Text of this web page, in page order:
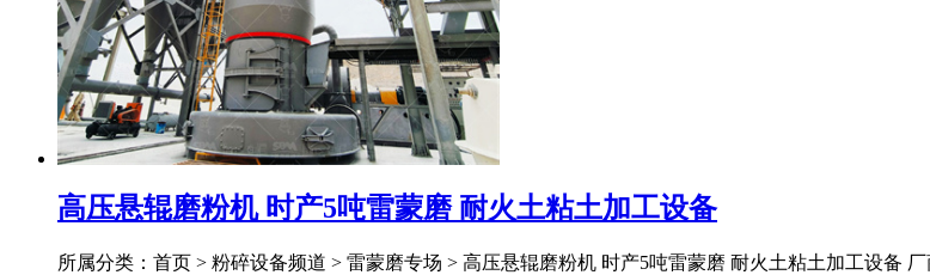
高压悬辊磨粉机 时产5吨雷蒙磨 耐火土粘土加工设备
所属分类：首页 > 粉碎设备频道 > 雷蒙磨专场 > 高压悬辊磨粉机 时产5吨雷蒙磨 耐火土粘土加工设备